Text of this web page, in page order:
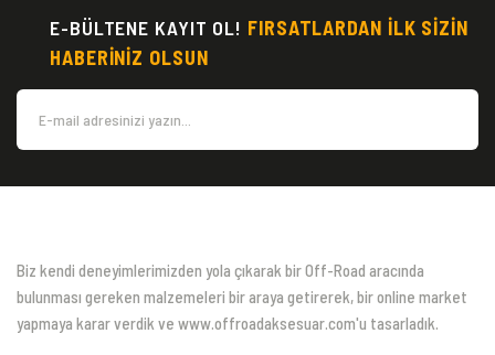
E-BÜLTENE KAYIT OL! FIRSATLARDAN İLK SİZİN
HABERİNİZ OLSUN
Biz kendi deneyimlerimizden yola çıkarak bir Off-Road aracında
bulunması gereken malzemeleri bir araya getirerek, bir online market
yapmaya karar verdik ve www.offroadaksesuar.com'u tasarladık.